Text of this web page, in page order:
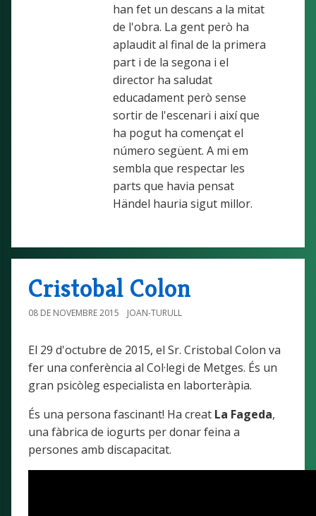
han fet un descans a la mitat
de l'obra. La gent però ha
aplaudit al final de la primera
part i de la segona i el
director ha saludat
educadament però sense
sortir de l'escenari i així que
ha pogut ha començat el
número següent. A mi em
sembla que respectar les
parts que havia pensat
Händel hauria sigut millor.
Cristobal Colon
08 DE NOVEMBRE 2015 JOAN-TURULL
El 29 d'octubre de 2015, el Sr. Cristobal Colon va
fer una conferència al Col·legi de Metges. És un
gran psicòleg especialista en laborteràpia.
És una persona fascinant! Ha creat La Fageda,
una fàbrica de iogurts per donar feina a
persones amb discapacitat.